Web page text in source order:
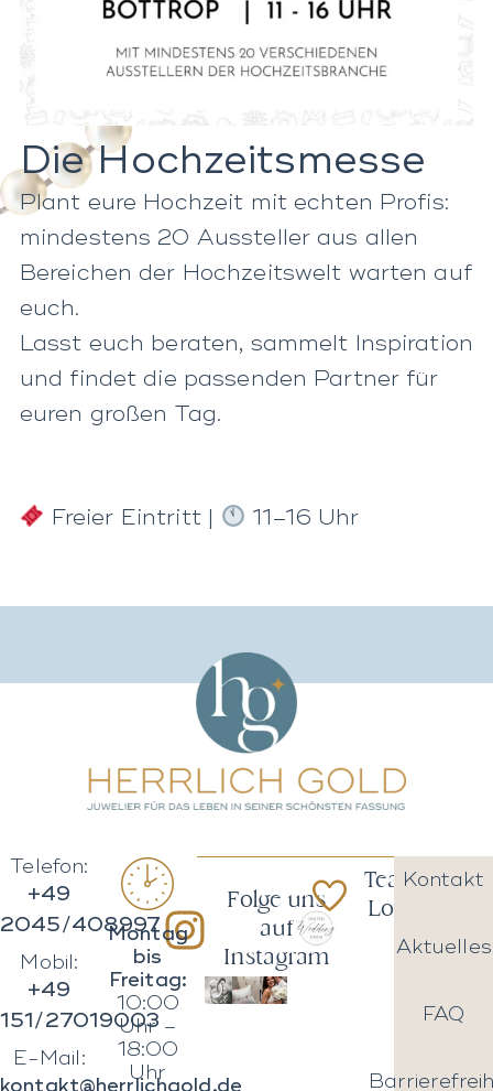
Die Hochzeitsmesse
Plant eure Hochzeit mit echten Profis:
mindestens 20 Aussteller aus allen
Bereichen der Hochzeitswelt warten auf
euch.
Lasst euch beraten, sammelt Inspiration
und findet die passenden Partner für
euren großen Tag.
Freier Eintritt | 11–16 Uhr
Folge uns
auf
Instagram
Telefon:
+49
2045/408997
Mobil:
+49
151/27019003
E-Mail:
kontakt@herrlichgold.de
Montag
bis
Freitag:
10:00
Uhr –
18:00
Uhr
Team
Love
Kontakt
Aktuelles
FAQ